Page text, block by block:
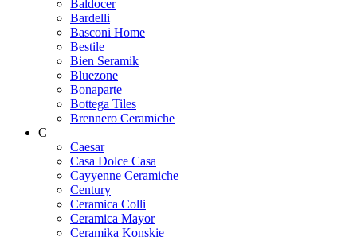
Baldocer
Bardelli
Basconi Home
Bestile
Bien Seramik
Bluezone
Bonaparte
Bottega Tiles
Brennero Ceramiche
C
Caesar
Casa Dolce Casa
Cayyenne Ceramiche
Century
Ceramica Colli
Ceramica Mayor
Ceramika Konskie